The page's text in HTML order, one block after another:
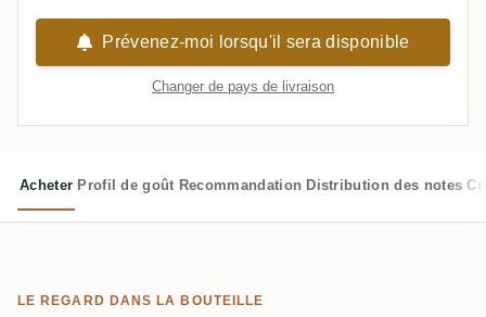
Prévenez-moi lorsqu'il sera disponible
Changer de pays de livraison
Acheter Profil de goût Recommandation Distribution des notes
LE REGARD DANS LA BOUTEILLE